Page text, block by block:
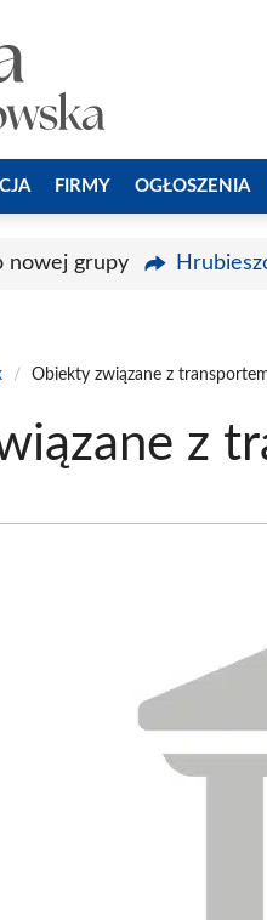
FIRMY OGŁOSZENIA
nowej grupy
/ Obiekty związane z
z